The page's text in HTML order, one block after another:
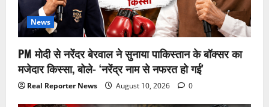
News
PM मोदी से नरेंदर बेरवाल ने सुनाया पाकिस्तान के बॉक्सर का
मजेदार किस्सा, बोले- ‘नरेंद्र नाम से नफरत हो गई’
Real Reporter News August 10, 2026 0